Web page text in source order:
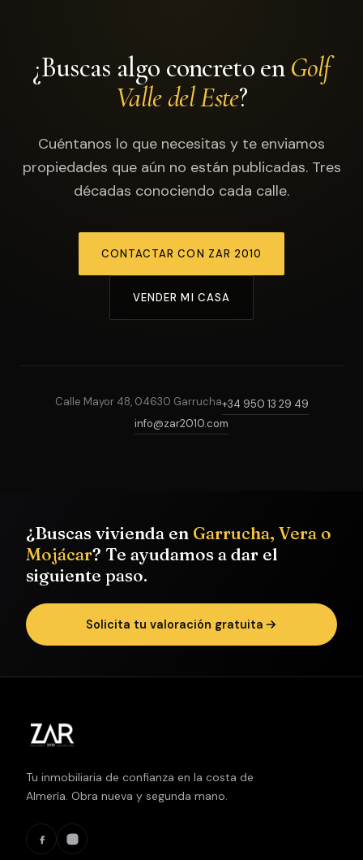
¿Buscas algo concreto enGolf
Valle del Este?
Cuéntanos lo que necesitas y te enviamos
propiedades que aún no están publicadas. Tres
décadas conociendo cada calle.
CONTACTAR CON ZAR 2010
VENDER MI CASA
Calle Mayor 48, 04630 Garrucha+34 950 13 29 49
info@zar2010.com
¿Buscas vivienda en Garrucha, Vera o
Mojácar? Te ayudamos a dar el
siguiente paso.
Solicita tu valoración gratuita
Tu inmobiliaria de confianza en la costa de
Almería. Obra nueva y segunda mano.